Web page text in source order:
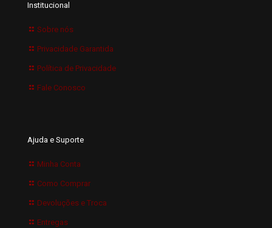
Institucional
Sobre nós
Privacidade Garantida
Política de Privacidade
Fale Conosco
Ajuda e Suporte
Minha Conta
Como Comprar
Devoluções e Troca
Entregas